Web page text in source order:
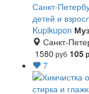
Санкт-
детей и
Kupikupon
Санкт-
1580 руб 105
7